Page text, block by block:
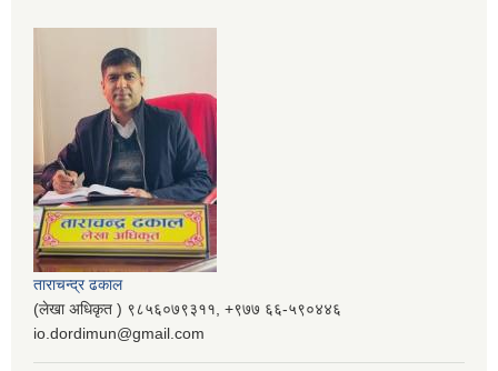
ताराचन्द्र ढकाल
(लेखा अधिकृत ) ९८५६०७९३११, ‌‍‍+९७७ ६६-५९०४४६
io.dordimun@gmail.com